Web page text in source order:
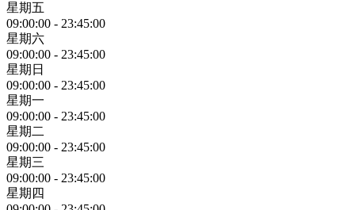
星期五
09:00:00 - 23:45:00
星期六
09:00:00 - 23:45:00
星期日
09:00:00 - 23:45:00
星期一
09:00:00 - 23:45:00
星期二
09:00:00 - 23:45:00
星期三
09:00:00 - 23:45:00
星期四